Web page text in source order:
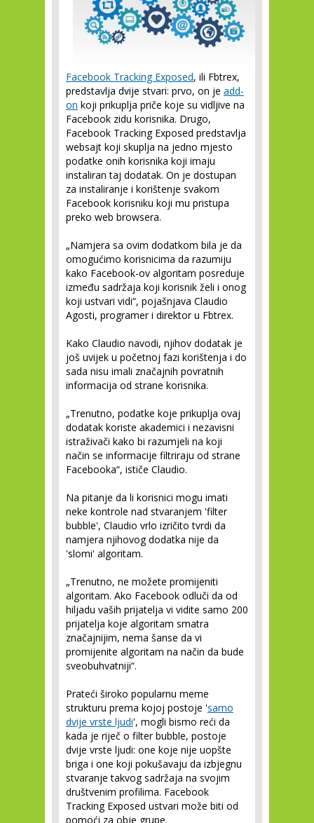
Facebook Tracking Exposed, ili Fbtrex,
predstavlja dvije stvari: prvo, on je add-
on koji prikuplja priče koje su vidljive na
Facebook zidu korisnika. Drugo,
Facebook Tracking Exposed predstavlja
websajt koji skuplja na jedno mjesto
podatke onih korisnika koji imaju
instaliran taj dodatak. On je dostupan
za instaliranje i korištenje svakom
Facebook korisniku koji mu pristupa
preko web browsera.
„Namjera sa ovim dodatkom bila je da
omogućimo korisnicima da razumiju
kako Facebook-ov algoritam posreduje
između sadržaja koji korisnik želi i onog
koji ustvari vidi“, pojašnjava Claudio
Agosti, programer i direktor u Fbtrex.
Kako Claudio navodi, njihov dodatak je
još uvijek u početnoj fazi korištenja i do
sada nisu imali značajnih povratnih
informacija od strane korisnika.
„Trenutno, podatke koje prikuplja ovaj
dodatak koriste akademici i nezavisni
istraživači kako bi razumjeli na koji
način se informacije filtriraju od strane
Facebooka“, ističe Claudio.
Na pitanje da li korisnici mogu imati
neke kontrole nad stvaranjem 'filter
bubble', Claudio vrlo izričito tvrdi da
namjera njihovog dodatka nije da
'slomi' algoritam.
„Trenutno, ne možete promijeniti
algoritam. Ako Facebook odluči da od
hiljadu vaših prijatelja vi vidite samo 200
prijatelja koje algoritam smatra
značajnijim, nema šanse da vi
promijenite algoritam na način da bude
sveobuhvatniji“.
Prateći široko popularnu meme
strukturu prema kojoj postoje 'samo
dvije vrste ljudi', mogli bismo reći da
kada je riječ o filter bubble, postoje
dvije vrste ljudi: one koje nije uopšte
briga i one koji pokušavaju da izbjegnu
stvaranje takvog sadržaja na svojim
društvenim profilima. Facebook
Tracking Exposed ustvari može biti od
pomoći za obje grupe.